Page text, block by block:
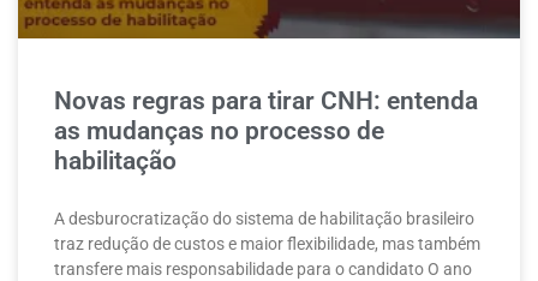
Novas regras para tirar CNH: entenda
as mudanças no processo de
habilitação
A desburocratização do sistema de habilitação brasileiro
traz redução de custos e maior flexibilidade, mas também
transfere mais responsabilidade para o candidato O ano